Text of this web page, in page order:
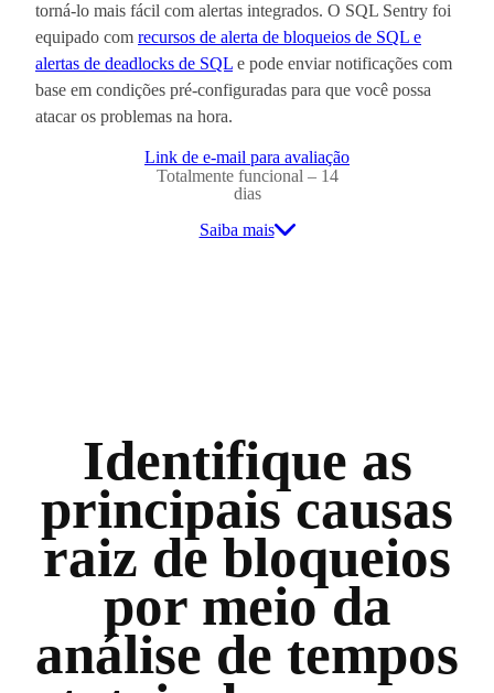
torná-lo mais fácil com alertas integrados. O SQL Sentry foi
equipado com recursos de alerta de bloqueios de SQL e
alertas de deadlocks de SQL e pode enviar notificações com
base em condições pré-configuradas para que você possa
atacar os problemas na hora.
Link de e-mail para avaliação
Totalmente funcional – 14
dias
Saiba mais
Identifique as
principais causas
raiz de bloqueios
por meio da
análise de tempos